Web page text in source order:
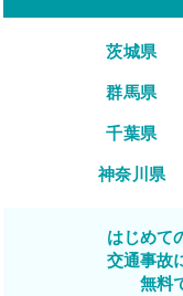
茨城県
群馬県
千葉県
神奈川県
はじめて
交通事故
無料